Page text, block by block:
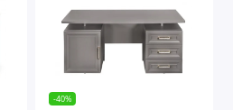
-40%